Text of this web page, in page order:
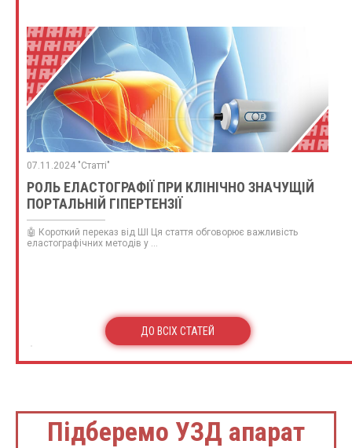
07.11.2024 "Статті"
РОЛЬ ЕЛАСТОГРАФІЇ ПРИ КЛІНІЧНО ЗНАЧУЩІЙ
ПОРТАЛЬНІЙ ГІПЕРТЕНЗІЇ
🤖 Короткий переказ від ШІ Ця стаття обговорює важливість
еластографічних методів у ...
ДО ВСІХ СТАТЕЙ
Підберемо УЗД апарат